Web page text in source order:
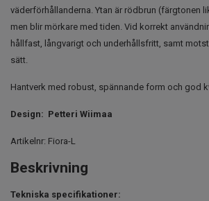
väderförhållanderna. Ytan är rödbrun (färgtonen
men blir mörkare med tiden. Vid korrekt
hållfast, långvarigt och underhållsfritt, samt
sätt.
Hantverk med robust, spännande form och god
Design: Petteri Wiimaa
Artikelnr: Fiora-L
Beskrivning
Tekniska specifikationer: